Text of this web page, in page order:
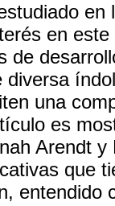
en
de
diversa
una
es
Arendt
que
entendido